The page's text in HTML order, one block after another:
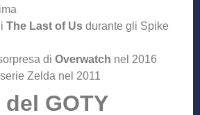
The Last of Us durante gli Spike
di Overwatch nel 2016
serie Zelda nel 2011
GOTY